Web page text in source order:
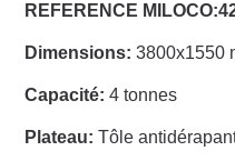
REFERENCE
Dimensions: 3800x1550
Capacité:4 tonnes
Plateau: Tôle